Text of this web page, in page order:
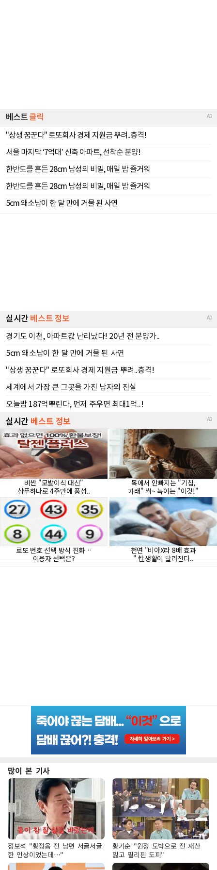
많이 본 기사
정보석 "황정음 전 남편 서글서글
한 인상이었는데…"
황기순 "원정 도박으로 전 재산
잃고 필리핀 도피"